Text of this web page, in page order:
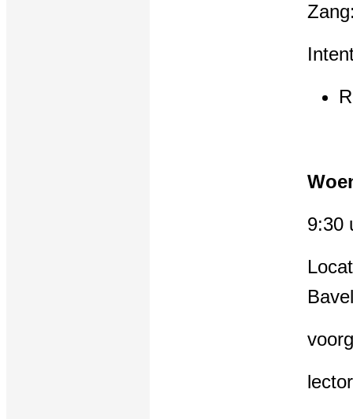
9:30
Bavel